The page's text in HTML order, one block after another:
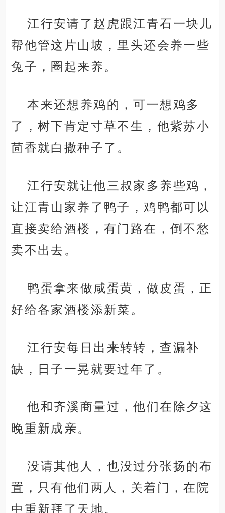
江行安请了赵虎跟江青石一块儿
帮他管这片山坡，里头还会养一些
兔子，圈起来养。
本来还想养鸡的，可一想鸡多
了，树下肯定寸草不生，他紫苏小
茴香就白撒种子了。
江行安就让他三叔家多养些鸡，
让江青山家养了鸭子，鸡鸭都可以
直接卖给酒楼，有门路在，倒不愁
卖不出去。
鸭蛋拿来做咸蛋黄，做皮蛋，正
好给各家酒楼添新菜。
江行安每日出来转转，查漏补
缺，日子一晃就要过年了。
他和齐溪商量过，他们在除夕这
晚重新成亲。
没请其他人，也没过分张扬的布
置，只有他们两人，关着门，在院
中重新拜了天地。